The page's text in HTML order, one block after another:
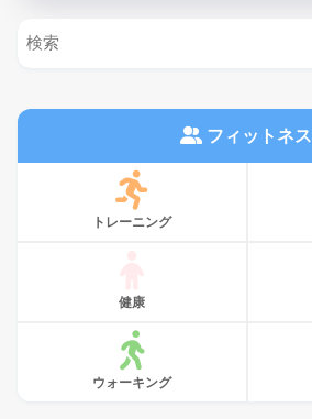
フィットネス
トレーニング
健康
ウォーキング